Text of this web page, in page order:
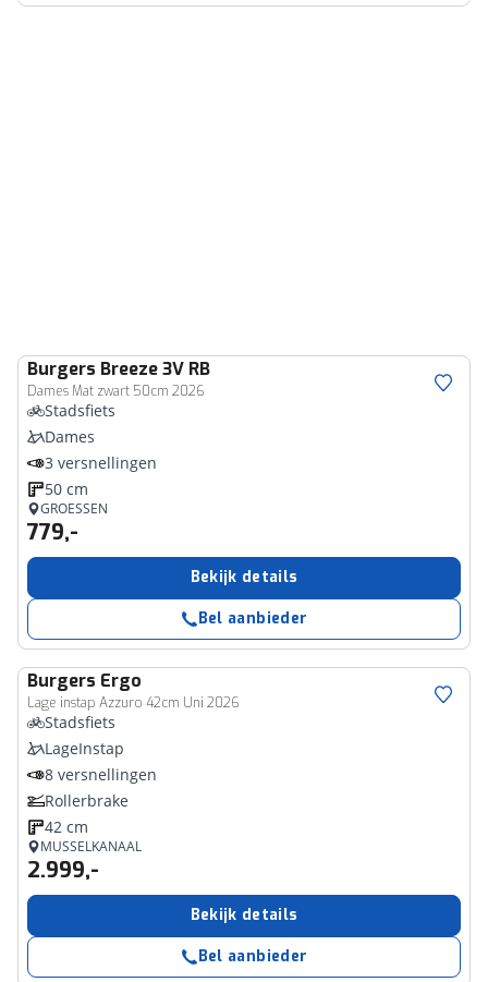
Burgers Breeze 3V RB
Dames Mat zwart 50cm 2026
Stadsfiets
Dames
3 versnellingen
50 cm
GROESSEN
779,-
Bekijk details
Bel aanbieder
Burgers Ergo
Lage instap Azzuro 42cm Uni 2026
Stadsfiets
LageInstap
8 versnellingen
Rollerbrake
42 cm
MUSSELKANAAL
2.999,-
Bekijk details
Bel aanbieder